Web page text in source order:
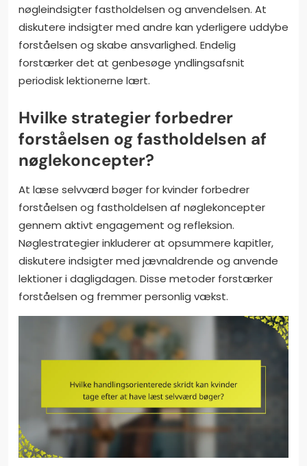
nøgleindsigter fastholdelsen og anvendelsen. At
diskutere indsigter med andre kan yderligere uddybe
forståelsen og skabe ansvarlighed. Endelig
forstærker det at genbesøge yndlingsafsnit
periodisk lektionerne lært.
Hvilke strategier forbedrer
forståelsen og fastholdelsen af
nøglekoncepter?
At læse selvværd bøger for kvinder forbedrer
forståelsen og fastholdelsen af nøglekoncepter
gennem aktivt engagement og refleksion.
Nøglestrategier inkluderer at opsummere kapitler,
diskutere indsigter med jævnaldrende og anvende
lektioner i dagligdagen. Disse metoder forstærker
forståelsen og fremmer personlig vækst.